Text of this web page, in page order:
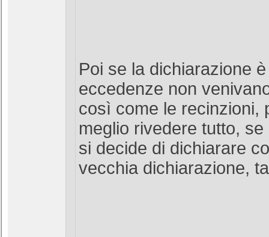
Poi se la dichiarazione
eccedenze non
così come le recinzioni,
meglio rivedere tutto,
si decide di dichiarare
vecchia dichiarazione,